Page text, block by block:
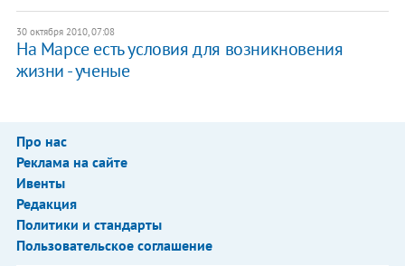
30 октября 2010, 07:08
На Марсе есть условия для возникновения
жизни - ученые
Про нас
Реклама на сайте
Ивенты
Редакция
Политики и стандарты
Пользовательское соглашение